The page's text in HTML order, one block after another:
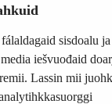
sisdoalu ja
iešvuođaid
Lassin mii